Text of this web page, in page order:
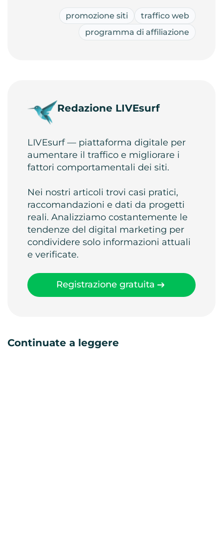
promozione siti
traffico web
programma di affiliazione
Redazione LIVEsurf
LIVEsurf — piattaforma digitale per
aumentare il traffico e migliorare i
fattori comportamentali dei siti.
Nei nostri articoli trovi casi pratici,
raccomandazioni e dati da progetti
reali. Analizziamo costantemente le
tendenze del digital marketing per
condividere solo informazioni attuali
e verificate.
Registrazione gratuita
Continuate a leggere